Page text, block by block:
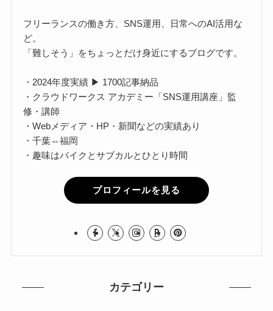
フリーランスの働き方、SNS運用、日常へのAI活用な
ど。
「難しそう」をちょっとだけ身近にするブログです。
・2024年度実績 ▶ 1700記事納品
・クラウドワークス アカデミー「SNS運用講座」監
修・講師
・Webメディア・HP・新聞などの実績あり
・千葉⇔福岡
・趣味はバイクとサブカルとひとり時間
プロフィールを見る
カテゴリー